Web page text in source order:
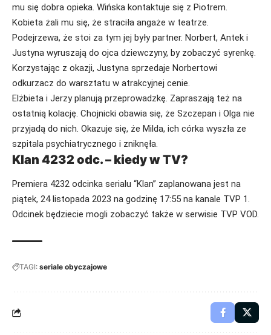
mu się dobra opieka. Wińska kontaktuje się z Piotrem.
Kobieta żali mu się, że straciła angaże w teatrze.
Podejrzewa, że stoi za tym jej były partner. Norbert, Antek i
Justyna wyruszają do ojca dziewczyny, by zobaczyć syrenkę.
Korzystając z okazji, Justyna sprzedaje Norbertowi
odkurzacz do warsztatu w atrakcyjnej cenie.
Elżbieta i Jerzy planują przeprowadzkę. Zapraszają też na
ostatnią kolację. Chojnicki obawia się, że Szczepan i Olga nie
przyjadą do nich. Okazuje się, że Milda, ich córka wyszła ze
szpitala psychiatrycznego i zniknęła.
Klan 4232 odc. – kiedy w TV?
Premiera 4232 odcinka serialu “Klan” zaplanowana jest na
piątek, 24 listopada 2023 na godzinę 17:55 na kanale TVP 1.
Odcinek będziecie mogli zobaczyć także w serwisie TVP VOD.
TAGI: seriale obyczajowe